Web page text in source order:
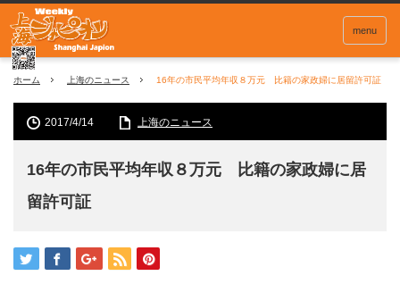
menu
ホーム 上海のニュース 16年の市民平均年収８万元 比籍の家政婦に居留許可証
2017/4/14 上海のニュース
16年の市民平均年収８万元 比籍の家政婦に居
留許可証